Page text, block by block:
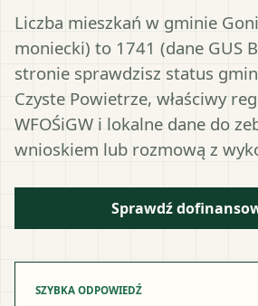
Liczba mieszkań w gminie
moniecki) to 1741 (dane GUS
stronie sprawdzisz status
Czyste Powietrze, właściwy
WFOŚiGW i lokalne dane do
wnioskiem lub rozmową z
Sprawdź
SZYBKA ODPOWIEDŹ